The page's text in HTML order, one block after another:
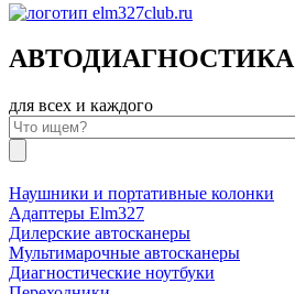
АВТОДИАГНОСТИКА
для всех и каждого
Наушники и портативные колонки
Адаптеры Elm327
Дилерские автосканеры
Мультимарочные автосканеры
Диагностические ноутбуки